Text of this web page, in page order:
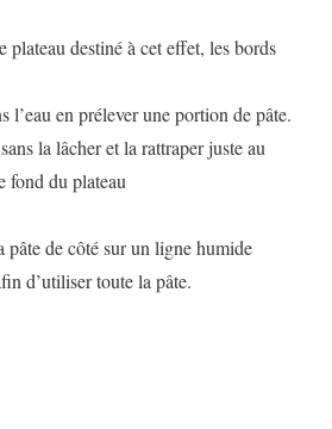
plateau destiné à cet effet, les bords
l’eau en prélever une portion de pâte.
la lâcher et la rattraper juste au
fond du plateau
pâte de côté sur un ligne humide
d’utiliser toute la pâte.